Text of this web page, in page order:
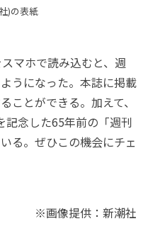
)の表紙
マホで読み込むと、週
うになった。本誌に掲載
ことができる。加えて、
記念した65年前の「週刊
る。ぜひこの機会にチェ
※画像提供：新潮社